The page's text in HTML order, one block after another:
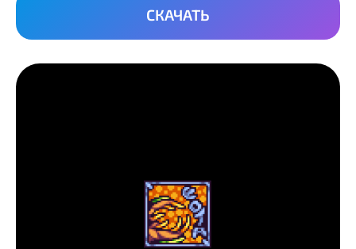
СКАЧАТЬ